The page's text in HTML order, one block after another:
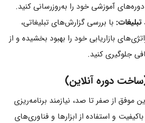
آموزشی خود را به‌روزرسانی کنید.
تبلیغات: با بررسی گزارش‌های تبلیغاتی،
بازاریابی خود را بهبود بخشیده و از
جلوگیری کنید.
موفق از صفر تا صد، نیازمند برنامه‌ریزی
و استفاده از ابزارها و فناوری‌های